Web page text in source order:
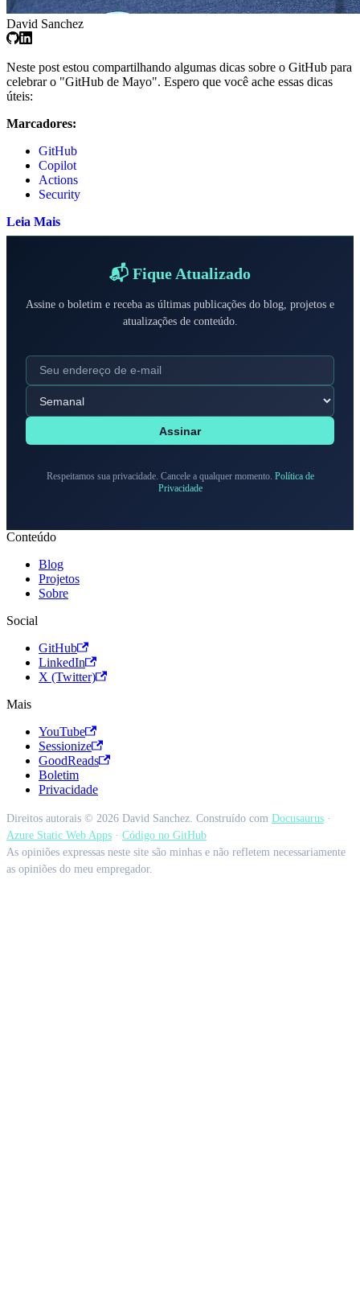
David Sanchez
Neste post estou compartilhando algumas dicas sobre o GitHub para
celebrar o "GitHub de Mayo". Espero que você ache essas dicas
úteis:
Marcadores:
GitHub
Copilot
Actions
Security
Leia Mais
📬 Fique Atualizado
Assine o boletim e receba as últimas publicações do blog, projetos e
atualizações de conteúdo.
Assinar
Respeitamos sua privacidade. Cancele a qualquer momento. Política de
Privacidade
Conteúdo
Blog
Projetos
Sobre
Social
GitHub
LinkedIn
X (Twitter)
Mais
YouTube
Sessionize
GoodReads
Boletim
Privacidade
Direitos autorais © 2026 David Sanchez. Construído com Docusaurus ·
Azure Static Web Apps · Código no GitHub
As opiniões expressas neste site são minhas e não refletem necessariamente
as opiniões do meu empregador.